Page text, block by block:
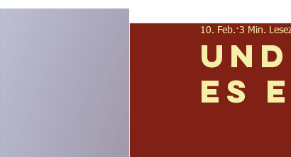
es
10. Feb. 3 Min.